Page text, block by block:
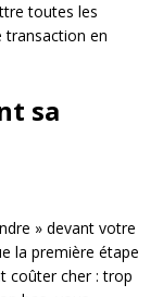
toutes les
en
sa
» devant votre
la première étape
coûter cher : trop